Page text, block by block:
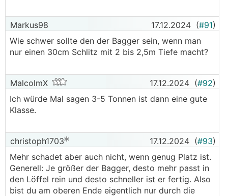
Markus98 17.12.2024 (#91)
Wie schwer sollte den der Bagger sein, wenn man
nur einen 30cm Schlitz mit 2 bis 2,5m Tiefe macht?
MalcolmX 17.12.2024 (#92)
Ich würde Mal sagen 3-5 Tonnen ist dann eine gute
Klasse.
christoph1703 17.12.2024 (#93)
Mehr schadet aber auch nicht, wenn genug Platz ist.
Generell: Je größer der Bagger, desto mehr passt in
den Löffel rein und desto schneller ist er fertig. Also
bist du am oberen Ende eigentlich nur durch die